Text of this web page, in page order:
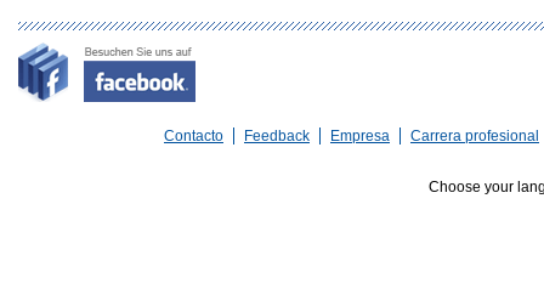
Contacto Feedback Empresa Carrera profesional
Choose your